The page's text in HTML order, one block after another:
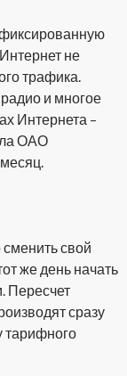
фиксированную
не
трафика.
и многое
Интернета –
ОАО
свой
же день начать
Пересчет
сразу
тарифного